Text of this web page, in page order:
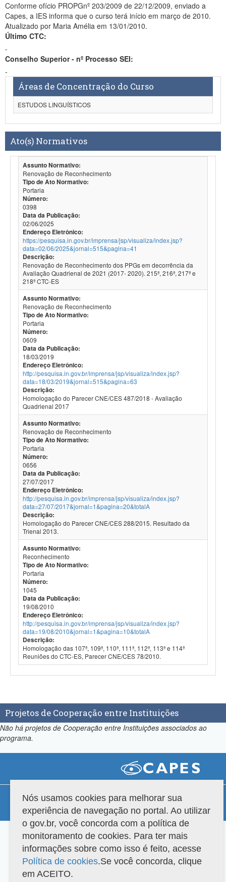
Conforme ofício PROPGnº 203/2009 de 22/12/2009, enviado a
Capes, a IES informa que o curso terá início em março de 2010.
Atualizado por Maria Amélia em 13/01/2010.
Último CTC:
-
Conselho Superior - nº Processo SEI:
-
Áreas de Concentração do Curso
ESTUDOS LINGUÍSTICOS
Ato(s) Normativos
Assunto Normativo:
Renovação de Reconhecimento
Tipo de Ato Normativo:
Portaria
Número:
0398
Data da Publicação:
02/06/2025
Endereço Eletrônico:
https://pesquisa.in.gov.br/imprensa/jsp/visualiza/index.jsp?
data=02/06/2025&jornal=515&pagina=41
Descrição:
Renovação de Reconhecimento dos PPGs em decorrência da
Avaliação Quadrienal de 2021 (2017- 2020). 215ª, 216ª, 217ª e
218ª CTC-ES
Assunto Normativo:
Renovação de Reconhecimento
Tipo de Ato Normativo:
Portaria
Número:
0609
Data da Publicação:
18/03/2019
Endereço Eletrônico:
http://pesquisa.in.gov.br/imprensa/jsp/visualiza/index.jsp?
data=18/03/2019&jornal=515&pagina=63
Descrição:
Homologação do Parecer CNE/CES 487/2018 - Avaliação
Quadrienal 2017
Assunto Normativo:
Renovação de Reconhecimento
Tipo de Ato Normativo:
Portaria
Número:
0656
Data da Publicação:
27/07/2017
Endereço Eletrônico:
http://pesquisa.in.gov.br/imprensa/jsp/visualiza/index.jsp?
data=27/07/2017&jornal=1&pagina=20&totalA
Descrição:
Homologação do Parecer CNE/CES 288/2015. Resultado da
Trienal 2013.
Assunto Normativo:
Reconhecimento
Tipo de Ato Normativo:
Portaria
Número:
1045
Data da Publicação:
19/08/2010
Endereço Eletrônico:
http://pesquisa.in.gov.br/imprensa/jsp/visualiza/index.jsp?
data=19/08/2010&jornal=1&pagina=10&totalA
Descrição:
Homologação das 107ª, 109ª, 110ª, 111ª, 112ª, 113ª e 114ª
Reuniões do CTC-ES, Parecer CNE/CES 78/2010.
Projetos de Cooperação entre Instituições
Não há projetos de Cooperação entre Instituições associados ao
programa.
Versão do sistema: 3.88.9 Copyright 2022 Capes. Todos os direitos reservados.
Nós usamos cookies para melhorar sua
experiência de navegação no portal. Ao utilizar
o gov.br, você concorda com a política de
monitoramento de cookies. Para ter mais
informações sobre como isso é feito, acesse
Política de cookies.Se você concorda, clique
em ACEITO.